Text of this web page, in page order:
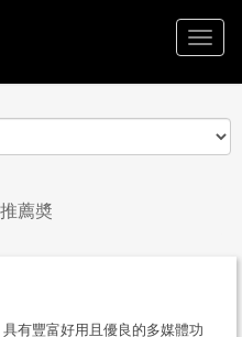
薦奬
有豐富好用且優良的多媒體功